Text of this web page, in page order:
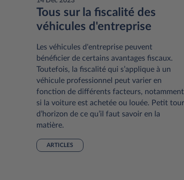
Tous sur la fiscalité des
véhicules d'entreprise
Les véhicules d'entreprise peuvent
bénéficier de certains avantages fiscaux.
Toutefois, la fiscalité qui s’applique à un
véhicule professionnel peut varier en
fonction de différents facteurs, notamment
si la voiture est achetée ou louée. Petit tour
d’horizon de ce qu’il faut savoir en la
matière.
ARTICLES